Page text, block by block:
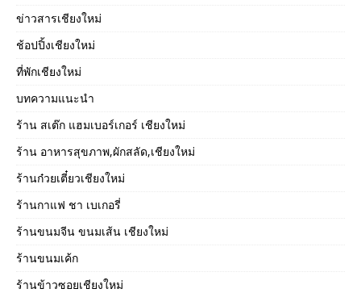
ข่าวสารเชียงใหม่
ช้อปปิ้งเชียงใหม่
ที่พักเชียงใหม่
บทความแนะนำ
ร้าน สเต๊ก แฮมเบอร์เกอร์ เชียงใหม่
ร้าน อาหารสุขภาพ,ผักสลัด,เชียงใหม่
ร้านก๋วยเตี๋ยวเชียงใหม่
ร้านกาแฟ ชา เบเกอรี่
ร้านขนมจีน ขนมเส้น เชียงใหม่
ร้านขนมเค้ก
ร้านข้าวซอยเชียงใหม่